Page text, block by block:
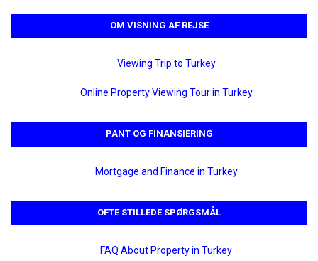
OM VISNING AF REJSE
Viewing Trip to Turkey
Online Property Viewing Tour in Turkey
PANT OG FINANSIERING
Mortgage and Finance in Turkey
OFTE STILLEDE SPØRGSMÅL
FAQ About Property in Turkey